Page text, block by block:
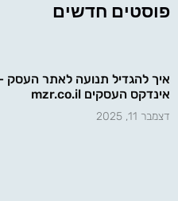
פוסטים חדשים
איך להגדיל תנועה לאתר העסק
אינדקס העסקים mzr.co.il
דצמבר 11, 2025